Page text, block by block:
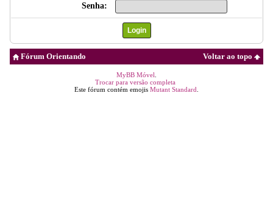
Senha:
Voltar ao topo
Fórum Orientando
MyBB Móvel
Trocar para versão completa
Este fórum contém emojis Mutant Standard